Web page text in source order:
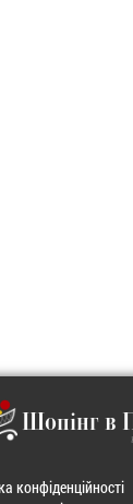
Шопінг в
конфіденційності